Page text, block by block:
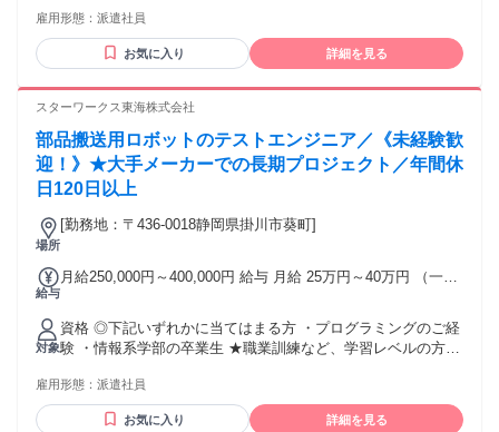
★多彩なプロジェクトを経験し、リーダーに。 ★スキルを磨
き続け、最先端の技術に触れる。 ★大手メーカーの正社員へ
転籍。 豊富な選択肢がある当社で、 新しい可能性を拓きませ
方も歓迎！◀ ＝＝＝＝＝＝＝＝＝＝＝＝＝＝＝ ・第二新卒歓
迎 ・初めての転職歓迎 ・経験が浅い方も歓迎 ・上流工程へ
挑戦したい方歓迎 ・市場価値を高めたい方歓迎 ・自動車整備
士学校卒業の方 ・CAD操作や図面読解経験がある方 ・理工系
大学、工業高校等で 機械・電気電子を学ばれた方 ・製造、自
動車整備士、施工管理、 CADオペレーター経験者 ＝＝＝＝＝
＝＝＝＝＝＝＝＝＝＝ ▶下記ツールの使用経験者歓迎◀ ＝＝
＝＝＝＝＝＝＝＝＝＝＝＝＝ CAD（2D-CAD、3D-CAD）
PLC CAE解析 シーケンス制御 ノギス マイクロメータ テスタ
ラムアナライザ NC旋盤 フライス盤
ます 別途、時間外労働分（1分単位で全額支給）、賞与（年2
分単位で計測し、 所定の割増率を乗じた金額で支給 【手当】
一律住宅手当 1万円(固定給に含む) 交通費全額支給 残業手当
（全額支給） ※サービス残業なし 家族手当 【昇給】 年1回
（4月） 【賞与】 年2回 （7月・12月） ※昨年度支給実績2回
※2.91ヶ月（2025年度実績） ※現職の給与、希望年収を考慮
いたします ※経験者積極採用・給与優遇 ※能力・経験を考慮
し当社規定により決定
実務経験が浅い方や、 初めての転職される方も歓迎。 ※現在
離職中の方も歓迎。 ＝＝＝＝＝＝＝＝＝＝＝＝＝＝＝＝＝ ▶
第二新卒歓迎／初めての転職歓迎◀ ＝＝＝＝＝＝＝＝＝＝＝
っと幅広い製品や技術に携わりたい」 「エンジニアとして市
アリングでは 年間9,188件のプロジェクトの中から、 あなた
のキャリアプランに 合わせた案件をご提案しています。 自動
車・航空宇宙・半導体・医療機器など、 様々なメーカーや製
品に携わることで、 1社では得られない経験とスキルを 身に
つけることが可能です。 「初めての転職だから不安」 「経験
＝＝＝＝ ▶“今よりもっと”レベルアップ◀ ＝＝＝＝＝＝＝＝
る無料研修 ・100種類以上の通信教育講座 ・資格試験費用補
助制度 ・資格取得奨励金制度 ＼こんな未来も実現できます／
き続け、最先端の技術に触れる。 ★大手メーカーの正社員へ
転籍。 豊富な選択肢がある当社で、 新しい可能性を拓きませ
んか？ ＝＝＝＝＝＝＝＝＝＝＝＝＝＝＝ ▶以下に当てはまる
雇用形態： 派遣社員
お気に入り 詳細を見る
スターワークス東海株式会社
部品搬送用ロボットのテストエンジニア／《未経験歓
迎！》★大手メーカーでの長期プロジェクト／年間休
日120日以上
場所
[勤務地：〒436-0018静岡県掛川市葵町]
給与
月給250,000円～400,000円 給与 月給 25万円～40万円 （一律
給) ※年齢・経験を考慮の上、当社規定により優遇いたしま
す。 ★賞与 年2回(4ヶ月分) ★昇給 年1回 【年収例】 850万円
／49歳・経験者・入社7年目（月給50万円+賞与＋諸手当）
650万円／36歳・経験者・入社8年目（月給35万円+賞与＋諸
与） 交通費：交通費支給 1か月3万円を上限
対象
資格 ◎下記いずれかに当てはまる方 ・プログラミングのご経
験 ・情報系学部の卒業生 ★職業訓練など、学習レベルの方か
の実績がある方は内定前提で選考させていただきます。
雇用形態： 派遣社員
お気に入り 詳細を見る